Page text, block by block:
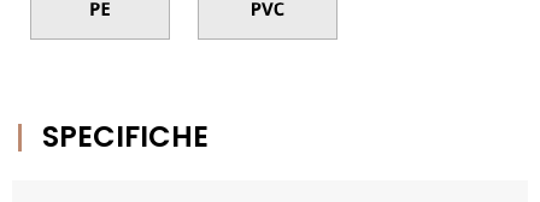
SPECIFICHE